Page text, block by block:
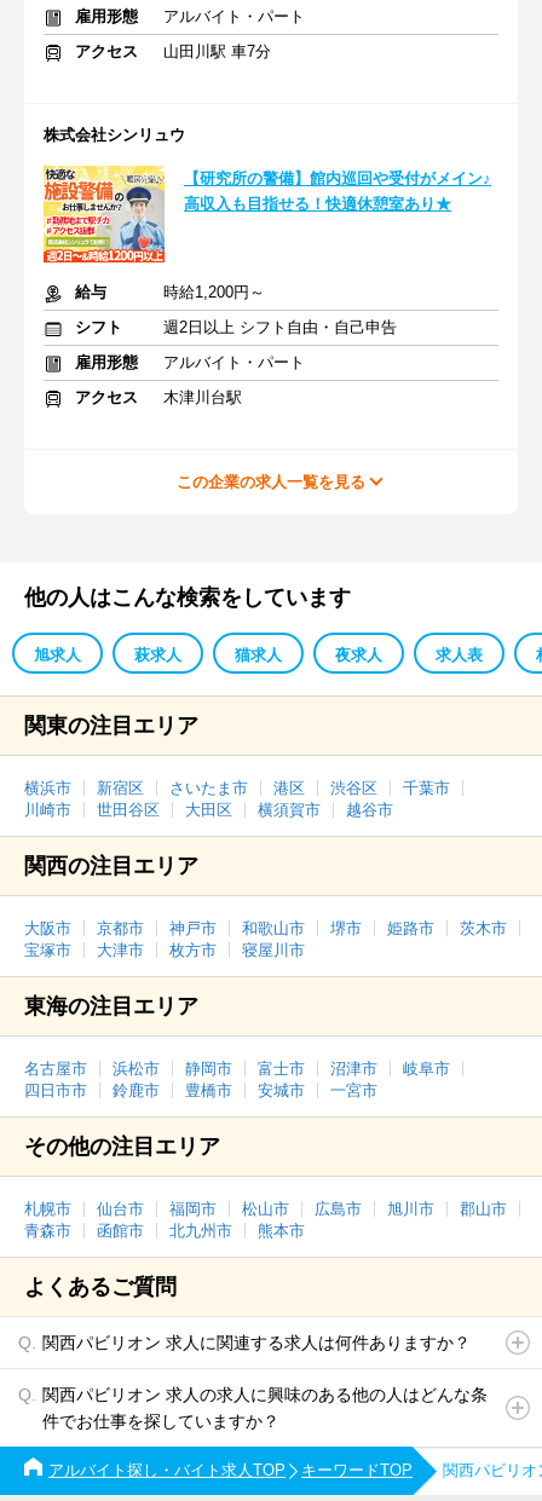
雇用形態
アルバイト・パート
アクセス
山田川駅 車7分
株式会社シンリュウ
【研究所の警備】館内巡回や受付がメイン♪
高収入も目指せる！快適休憩室あり★
給与
時給1,200円～
シフト
週2日以上 シフト自由・自己申告
雇用形態
アルバイト・パート
アクセス
木津川台駅
この企業の求人一覧を見る
他の人はこんな検索をしています
旭求人 萩求人 猫求人 夜求人 求人表
関東の注目エリア
横浜市 新宿区 さいたま市 港区 渋谷区
千葉市
川崎市
世田谷区 大田区 横須賀市 越谷市
関西の注目エリア
大阪市 京都市 神戸市 和歌山市 堺市 姫路市
茨木市
宝塚市
大津市 枚方市 寝屋川市
東海の注目エリア
名古屋市 浜松市 静岡市 富士市 沼津市
岐阜市
四日市市
鈴鹿市 豊橋市 安城市 一宮市
その他の注目エリア
札幌市 仙台市 福岡市 松山市 広島市 旭川市
郡山市
青森市
函館市 北九州市 熊本市
よくあるご質問
関西パビリオン 求人に関連する求人は何件ありますか？
関西パビリオン 求人の求人に興味のある他の人はどんな条
件でお仕事を探していますか？
アルバイト探し・バイト求人TOP キーワードTOP 関西パビリ